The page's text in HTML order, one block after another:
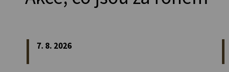
7. 8. 2026